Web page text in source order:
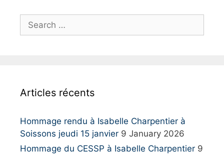
e
f
r
:
Articles récents
Hommage rendu à Isabelle Charpentier à
Soissons jeudi 15 janvier 9 January 2026
Hommage du CESSP à Isabelle Charpentier 9